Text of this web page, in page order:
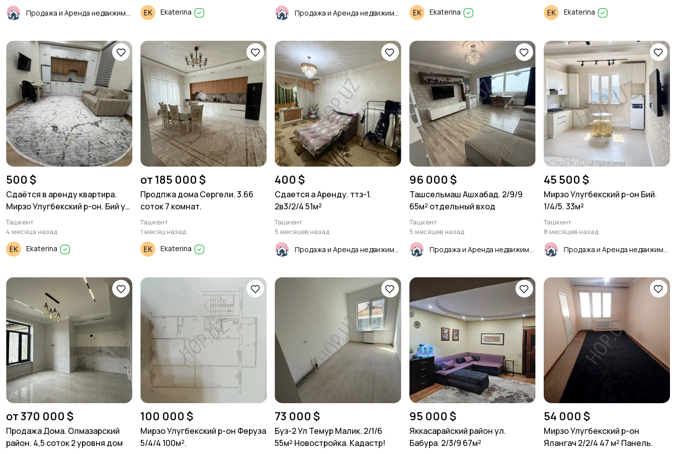
Ekaterina Ekaterina Ekaterina
500 $
Сдаётся в аренду квартира.
Мирзо Улугбекский р-он. Бий ул
Дагестанская 2/1/5
Ташкент
4 месяца назад
Ekaterina
от 185 000 $
Продпжа дома Сергели. 3.66
соток 7 комнат.
Ташкент
1 месяц назад
Ekaterina
400 $
Сдается а Аренду. ттз-1.
2в3/2/4 51м²
Ташкент
5 месяцев назад
96 000 $
Ташсельмаш Ашхабад. 2/9/9
65м² отдельный вход
Ташкент
5 месяцев назад
45 500 $
Мирзо Улугбекский р-он Бий.
1/4/5. 33м²
Ташкент
8 месяцев назад
от 370 000 $
Продажа Дома. Олмазарский
район. 4,5 соток 2 уровня дом
100 000 $
Мирзо Улугбекский р-он Феруза
5/4/4 100м².
73 000 $
Буз-2 Ул Темур Малик. 2/1/6
55м² Новостройка. Кадастр!
95 000 $
Яккасарайский район ул.
Бабура. 2/3/9 67м²
54 000 $
Мирзо Улугбекский р-он
Ялангач 2/2/4 47 м² Панель.